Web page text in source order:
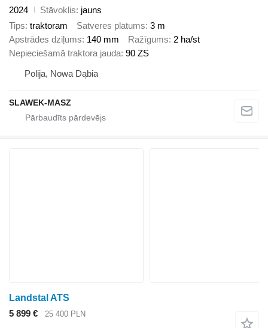
2024
Stāvoklis jauns
Tips traktoram Satveres platums 3 m
Apstrādes dziļums 140 mm Ražīgums 2 ha/st
Nepieciešamā traktora jauda 90 ZS
Polija, Nowa Dąbia
SLAWEK-MASZ
Landstal ATS
5 899 €
25 400 PLN